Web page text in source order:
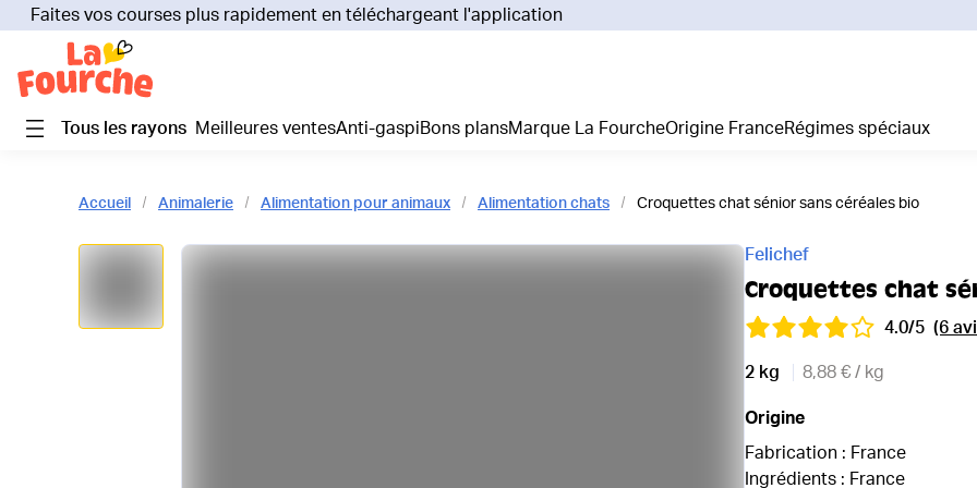
Faites vos courses plus rapidement en téléchargeant l'application
Je
Tous les rayons Meilleures ventes Anti-gaspi Bons plans Marque La Fourche Origine France Régimes spéciaux
Accueil Animalerie Alimentation pour animaux Alimentation chats Croquettes chat sénior sans céréales bio
Felichef
Croquettes chat
4.0/5 (6
2 kg 8,88 € / kg
Origine
Fabrication : France
Ingrédients : France